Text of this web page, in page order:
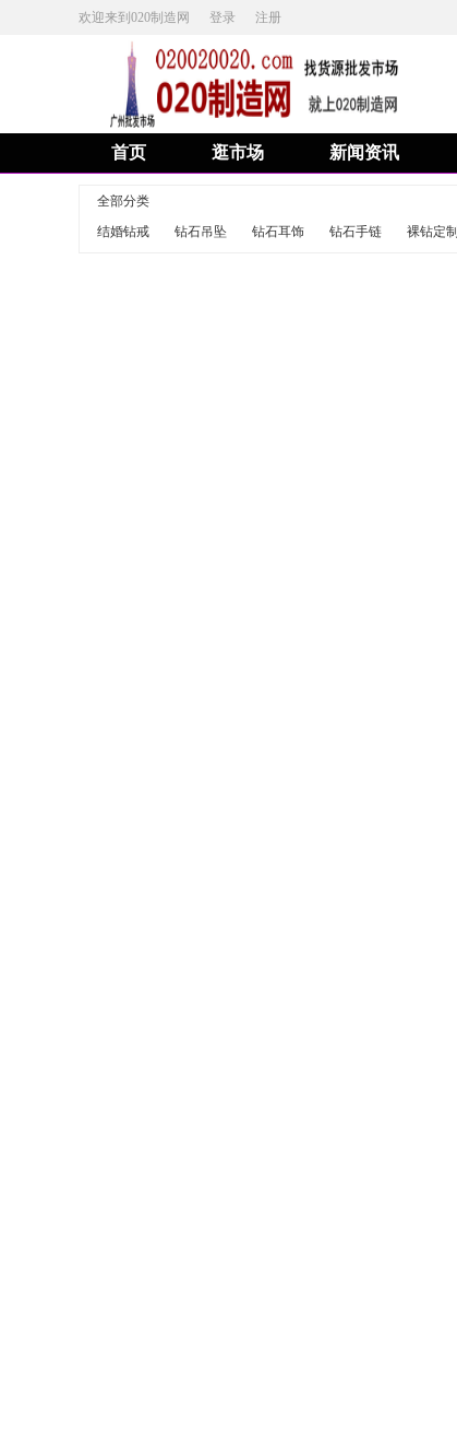
欢迎来到020制造网 登录 注册
首页 逛市场 新闻资讯
全部分类
结婚钻戒
钻石吊坠 钻石耳饰 钻石手链 裸钻定制